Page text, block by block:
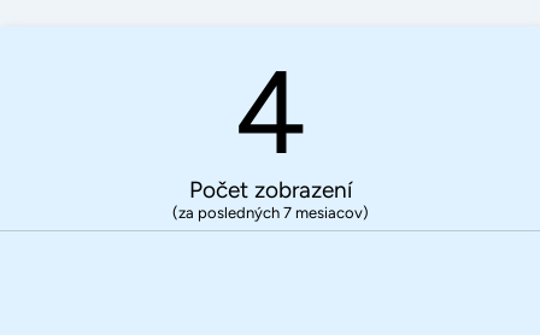
4
Počet zobrazení
(za posledných 7 mesiacov)